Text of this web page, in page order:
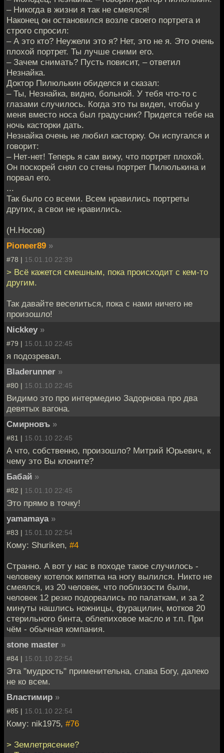
– Никогда в жизни я так не смеялся!
Наконец он остановился возле своего портрета и
строго спросил:
– А это кто? Неужели это я? Нет, это не я. Это очень
плохой портрет. Ты лучше сними его.
– Зачем снимать? Пусть повисит, – ответил
Незнайка.
Доктор Пилюлькин обиделся и сказал:
– Ты, Незнайка, видно, больной. У тебя что-то с
глазами случилось. Когда это ты видел, чтобы у
меня вместо носа был градусник? Придется тебе на
ночь касторки дать.
Незнайка очень не любил касторку. Он испугался и
говорит:
– Нет-нет! Теперь я сам вижу, что портрет плохой.
Он поскорей снял со стены портрет Пилюлькина и
порвал его.
...
Так было со всеми. Всем нравились портреты
других, а свои не нравились.
(Н.Носов)
Pioneer89 »
#78 | 15.01.10 22:39
> Всё кажется смешным, пока происходит с кем-то
другим.
Так давайте веселиться, пока с нами ничего не
произошло!
Nickkey »
#79 | 15.01.10 22:45
я подозревал.
Bladerunner »
#80 | 15.01.10 22:45
Видимо это про интермедию Задорнова про два
девятых вагона.
Смирновъ »
#81 | 15.01.10 22:45
А что, собственно, произошло? Митрий Юрьевич, к
чему это Вы клоните?
Бабай »
#82 | 15.01.10 22:45
Это прямо в точку!
yamamaya »
#83 | 15.01.10 22:54
Кому: Shuriken, #4
Странно. А вот у нас в походе такое случилось -
человеку котелок кипятка на ногу вылился. Никто не
смеялся, из 20 человек, что поблизости были,
человек 12 резко подорвались по палаткам, и за 2
минуты нашлись ножницы, фурацилин, мотков 20
стерильного бинта, облепиховое масло и т.п. При
чём - обычная компания.
stone master »
#84 | 15.01.10 22:54
Эта "мудрость" применительна, слава Богу, далеко
не ко всем.
Властимир »
#85 | 15.01.10 22:54
Кому: nik1975, #76
> Землетрясение?